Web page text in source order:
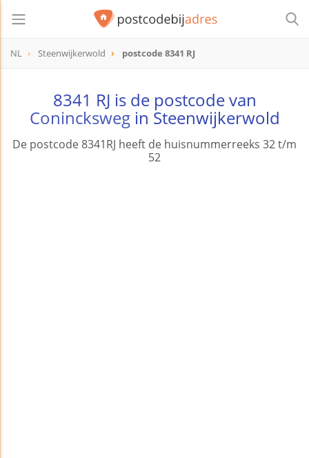
NL Steenwijkerwold postcode 8341 RJ
8341 RJ is de postcode van
Coninckswegin Steenwijkerwold
De postcode 8341RJ heeft de huisnummerreeks 32 t/m
52